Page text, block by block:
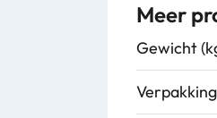
Meer
Gewicht